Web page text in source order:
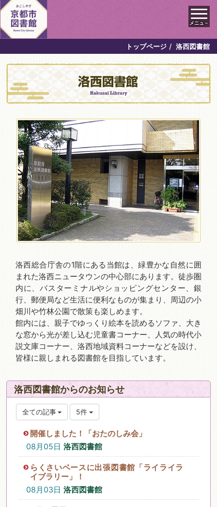
メニュ－
トップページ 洛西図書館
洛西総合庁舎の1階にある当館は、緑豊かな自然に囲
まれた洛西ニュータウンの中心部にあります。徒歩圏
内に、バスターミナルやショッピングセンター、銀
行、郵便局など生活に便利なものが集まり、周辺の小
畑川や竹林公園で散策も楽しめます。
館内には、親子でゆっくり絵本を読めるソファ、大き
な窓から光が差し込む児童書コーナー、人気の時代小
説文庫コーナー、洛西地域資料コーナーなどを設け、
皆様に親しまれる図書館を目指しています。
洛西図書館からのお知らせ
全ての記事 5件
開催しました！「おたのしみ会」
08月05日 洛西図書館
らくさいベースに出張図書館「ライライラ
イブラリー」！
08月03日 洛西図書館